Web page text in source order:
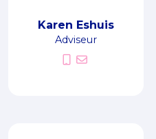
Karen Eshuis
Adviseur